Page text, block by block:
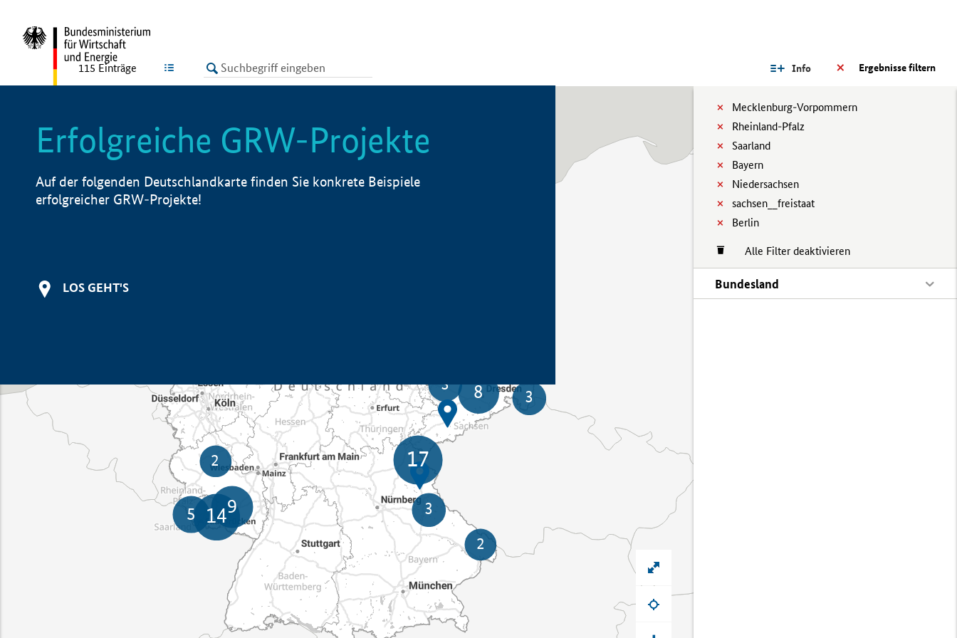
LISTE Ergebnisse filtern
Info
Mecklenburg-Vorpommern
Rheinland-Pfalz
Saarland
Bayern
Niedersachsen
sachsen__freistaat
Berlin
Alle Filter deaktivieren
Bundesland
115 Einträge
Erfolgreiche GRW-Projekte
Auf der folgenden Deutschlandkarte finden Sie konkrete Beispiele
erfolgreicher GRW-Projekte!
LOS GEHT'S